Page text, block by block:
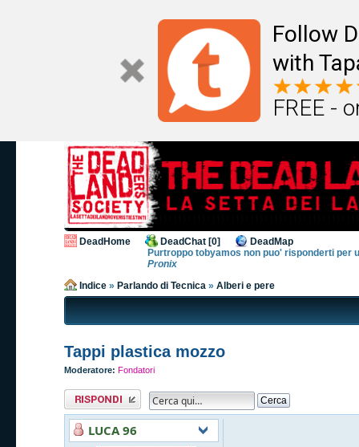
Follow
with
FREE -
DeadHome DeadChat [0]
DeadMap
Purtroppo tobyamos non puo' risponderti per
Pronix
Indice » Parlando di Tecnica » Alberi e pere
Tappi plastica mozzo
Moderatore: Fondatori
Rispondi al
messaggio
LUCA 96